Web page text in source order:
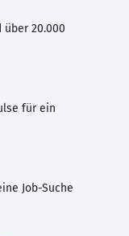
über 20.000
für ein
Job-Suche